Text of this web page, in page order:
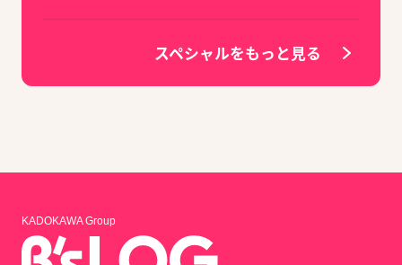
スペシャルをもっと見る
KADOKAWA Group